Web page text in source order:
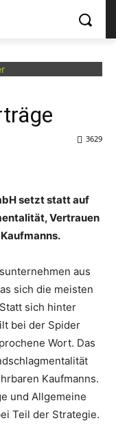
3629
setzt statt auf
Vertrauen
aus
sich die meisten
sich hinter
bei der Spider
Wort. Das
Kaufmanns.
und Allgemeine
Teil der Strategie.